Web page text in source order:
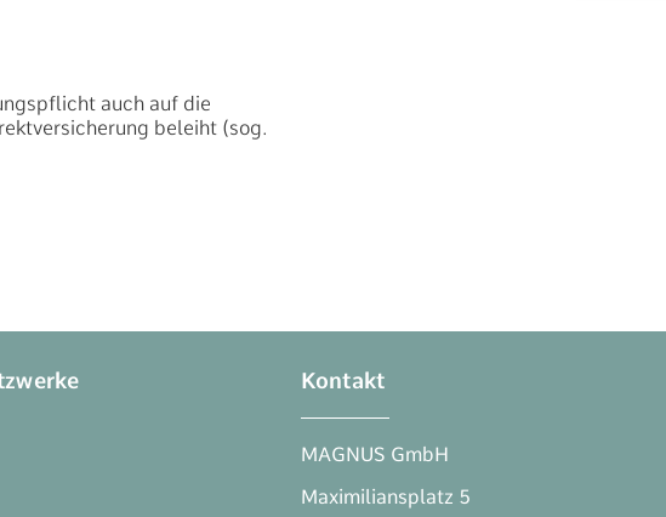
auch auf die
beleiht (sog.
Kontakt
MAGNUS GmbH
Maximiliansplatz 5